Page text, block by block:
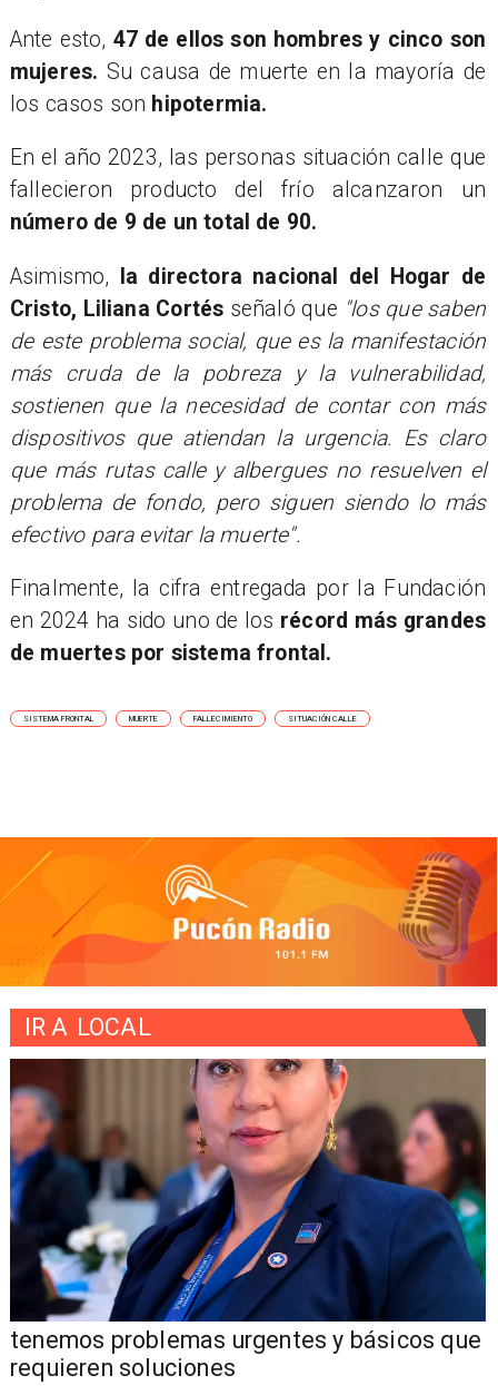
Ante esto, 47 de ellos son hombres y cinco son
mujeres. Su causa de muerte en la mayoría de
los casos son hipotermia.
En el año 2023, las personas situación calle que
fallecieron producto del frío alcanzaron un
número de 9 de un total de 90.
Asimismo,
la directora nacional del Hogar de
Cristo, Liliana Cortés señaló que "los que saben
de este problema social, que es la manifestación
más cruda de la pobreza y la vulnerabilidad,
sostienen que la necesidad de contar con más
dispositivos que atiendan la urgencia. Es claro
que más rutas calle y albergues no resuelven el
problema de fondo, pero siguen siendo lo más
efectivo para evitar la muerte".
Finalmente, la cifra entregada por la Fundación
en 2024 ha sido uno de los récord más grandes
de muertes por sistema frontal.
SISTEMA FRONTAL MUERTE FALLECIMIENTO SITUACIÓN CALLE
IR A LOCAL
tenemos problemas urgentes y básicos que
requieren soluciones